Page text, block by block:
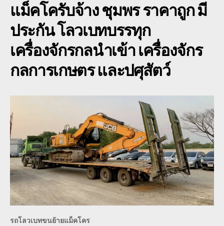
แม็คโครับจ้าง ชุมพร ราคาถูก มี
ประกัน โลวเบทบรรทุก
เครื่องจักรกลนำเข้า เครื่องจักร
กลการเกษตร และปศุสัตว์
รถโลวเบทขนย้ายแม็คโคร